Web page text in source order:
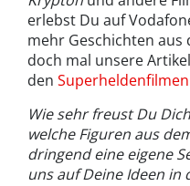
erlebst Du auf
mehr Geschichten aus
doch mal unsere
den
Wie sehr freust Du
welche Figuren aus
dringend eine eigene
uns auf Deine Ideen in